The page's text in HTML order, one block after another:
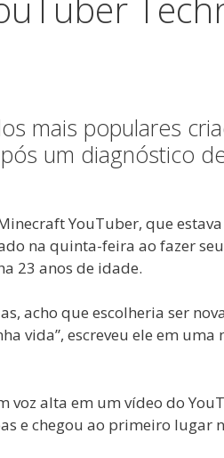
mais populares
um diagnóstico
YouTuber, que
na quinta-feira ao fazer
23 anos de idade.
acho que escolheria ser
vida”, escreveu ele em
voz alta em um vídeo do
e chegou ao primeiro lugar